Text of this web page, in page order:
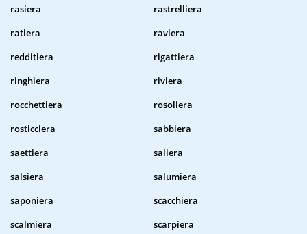
rasiera
rastrelliera
ratiera
raviera
redditiera
rigattiera
ringhiera
riviera
rocchettiera
rosoliera
rosticciera
sabbiera
saettiera
saliera
salsiera
salumiera
saponiera
scacchiera
scalmiera
scarpiera